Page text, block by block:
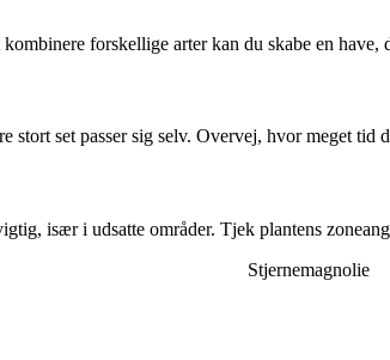
forskellige arter kan du skabe en have,
set passer sig selv. Overvej, hvor meget
især i udsatte områder. Tjek plantens
Stjernemagnolie